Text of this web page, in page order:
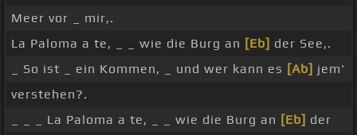
Meer vor _ mir,.
La Paloma a te, _ _ wie die Burg an [Eb] der See,.
_ So ist _ ein Kommen, _ und wer kann es [Ab] jem'
verstehen?.
_ _ _ La Paloma a te, _ _ wie die Burg an [Eb] der